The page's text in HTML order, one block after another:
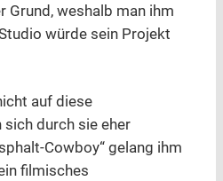
Grund, weshalb man ihm
würde sein Projekt
auf diese
sich durch sie eher
Cowboy“ gelang ihm
filmisches